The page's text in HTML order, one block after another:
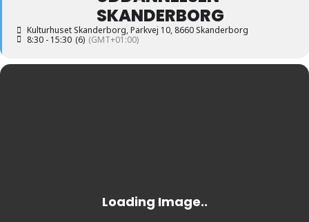
SKANDERBORG
Kulturhuset Skanderborg, Parkvej 10, 8660 Skanderborg
8:30 - 15:30 (6) (GMT+01:00)